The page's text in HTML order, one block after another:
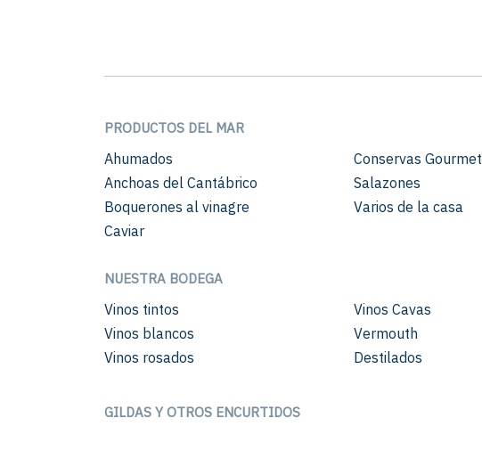
PRODUCTOS DEL MAR
Ahumados
Anchoas del Cantábrico
Boquerones al vinagre
Caviar
Conservas Gourmet
Salazones
Varios de la casa
NUESTRA BODEGA
Vinos tintos
Vinos blancos
Vinos rosados
Vinos Cavas
Vermouth
Destilados
GILDAS Y OTROS ENCURTIDOS